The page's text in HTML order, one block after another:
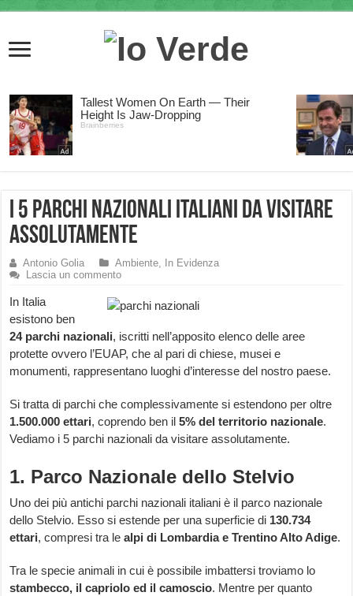
I 5 parchi nazionali italiani da visitare
assolutamente
Antonio Golia Ambiente,
In Evidenza
Lascia un commento
In Italia
esistono ben
24 parchi nazionali, iscritti nell’apposito elenco delle aree
protette ovvero l’EUAP, che al pari di chiese, musei e
monumenti, rappresentano luoghi d’interesse del nostro paese.
Si tratta di parchi che complessivamente si estendono per oltre
1.500.000 ettari, coprendo ben il 5% del territorio nazionale.
Vediamo i 5 parchi nazionali da visitare assolutamente.
1. Parco Nazionale dello Stelvio
Uno dei più antichi parchi nazionali italiani è il parco nazionale
dello Stelvio. Esso si estende per una superficie di 130.734
ettari, compresi tra le alpi di Lombardia e Trentino Alto Adige.
Tra le specie animali in cui è possibile imbattersi troviamo lo
stambecco, il capriolo ed il camoscio. Mentre per quanto